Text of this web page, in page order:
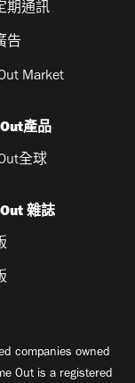
期通訊
告
Market
產品
全球
雜誌
companies owned
Out is a registered